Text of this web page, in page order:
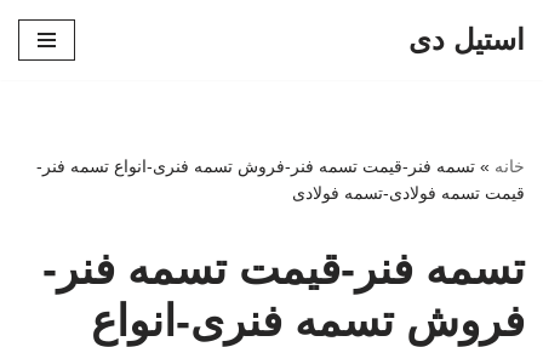
استیل دی
خانه » تسمه فنر-قیمت تسمه فنر-فروش تسمه فنری-انواع تسمه فنر-
قیمت تسمه فولادی-تسمه فولادی
تسمه فنر-قیمت تسمه فنر-
فروش تسمه فنری-انواع